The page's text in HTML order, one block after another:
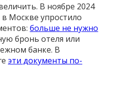
В ноябре 2024
Москве упростило
больше не нужно
бронь отеля или
банке. В
эти документы по-